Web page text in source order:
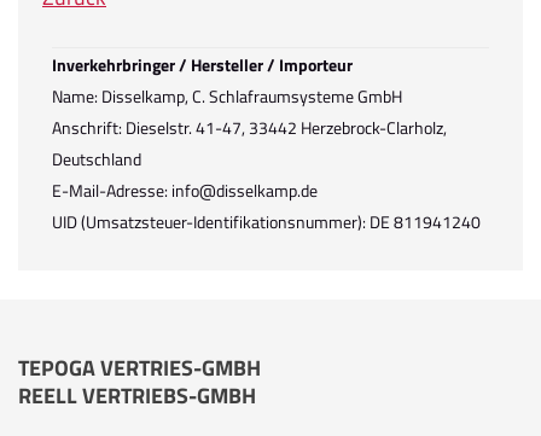
Inverkehrbringer / Hersteller / Importeur
Name: Disselkamp, C. Schlafraumsysteme GmbH
Anschrift: Dieselstr. 41-47, 33442 Herzebrock-Clarholz,
Deutschland
E-Mail-Adresse: info@disselkamp.de
UID (Umsatzsteuer-Identifikationsnummer): DE 811941240
TEPOGA VERTRIES-GMBH
REELL VERTRIEBS-GMBH